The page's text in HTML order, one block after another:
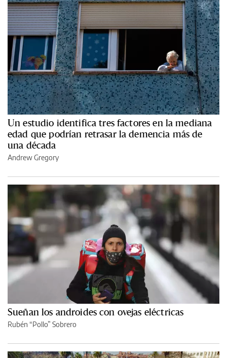
Un estudio identifica tres factores en la mediana
edad que podrían retrasar la demencia más de
una década
Andrew Gregory
Sueñan los androides con ovejas eléctricas
Rubén “Pollo” Sobrero